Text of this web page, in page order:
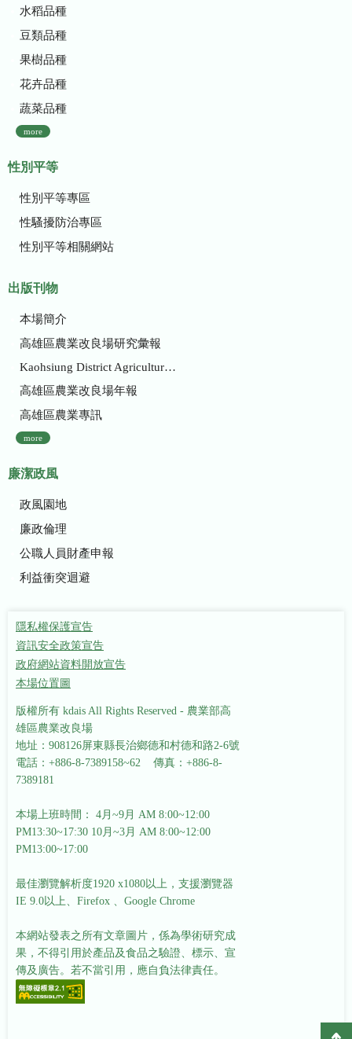
水稻品種
豆類品種
果樹品種
花卉品種
蔬菜品種
more
性別平等
性別平等專區
性騷擾防治專區
性別平等相關網站
出版刊物
本場簡介
高雄區農業改良場研究彙報
Kaohsiung District Agricultural Research and Extension Station
高雄區農業改良場年報
高雄區農業專訊
more
廉潔政風
政風園地
廉政倫理
公職人員財產申報
利益衝突迴避
隱私權保護宣告
資訊安全政策宣告
政府網站資料開放宣告
本場位置圖
版權所有 kdais All Rights Reserved - 農業部高
雄區農業改良場
地址：908126屏東縣長治鄉德和村德和路2-6號
電話：+886-8-7389158~62 傳真：+886-8-
7389181
本場上班時間： 4月~9月 AM 8:00~12:00
PM13:30~17:30 10月~3月 AM 8:00~12:00
PM13:00~17:00
最佳瀏覽解析度1920 x1080以上，支援瀏覽器
IE 9.0以上、Firefox 、Google Chrome
本網站發表之所有文章圖片，係為學術研究成
果，不得引用於產品及食品之驗證、標示、宣
傳及廣告。若不當引用，應自負法律責任。